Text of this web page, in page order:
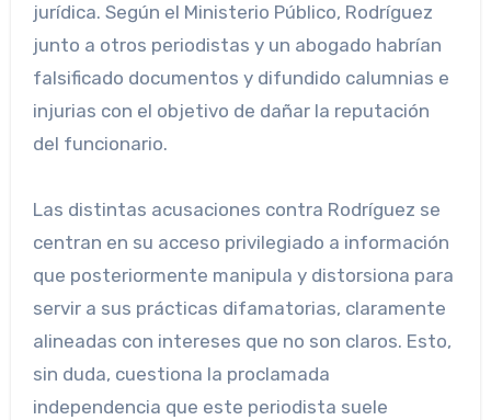
jurídica. Según el Ministerio Público, Rodríguez
junto a otros periodistas y un abogado habrían
falsificado documentos y difundido calumnias e
injurias con el objetivo de dañar la reputación
del funcionario.
Las distintas acusaciones contra Rodríguez se
centran en su acceso privilegiado a información
que posteriormente manipula y distorsiona para
servir a sus prácticas difamatorias, claramente
alineadas con intereses que no son claros. Esto,
sin duda, cuestiona la proclamada
independencia que este periodista suele